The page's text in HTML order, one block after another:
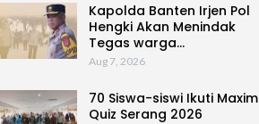
Kapolda Banten Irjen Pol
Hengki Akan Menindak
Tegas warga…
Aug 7, 2026
70 Siswa-siswi Ikuti Maxim
Quiz Serang 2026